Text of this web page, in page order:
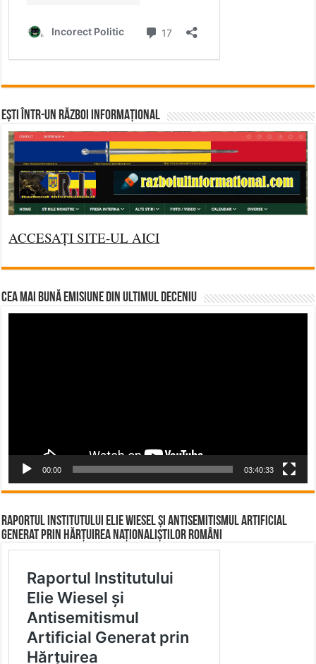
Ești într-un RĂZBOI INFORMAȚIONAL
ACCESAȚI SITE-UL AICI
CEA MAI BUNĂ EMISIUNE DIN ULTIMUL DECENIU
00:00 03:40:33
Raportul Institutului Elie Wiesel și Antisemitismul Artificial
Generat prin Hărțuirea Naționaliștilor Români